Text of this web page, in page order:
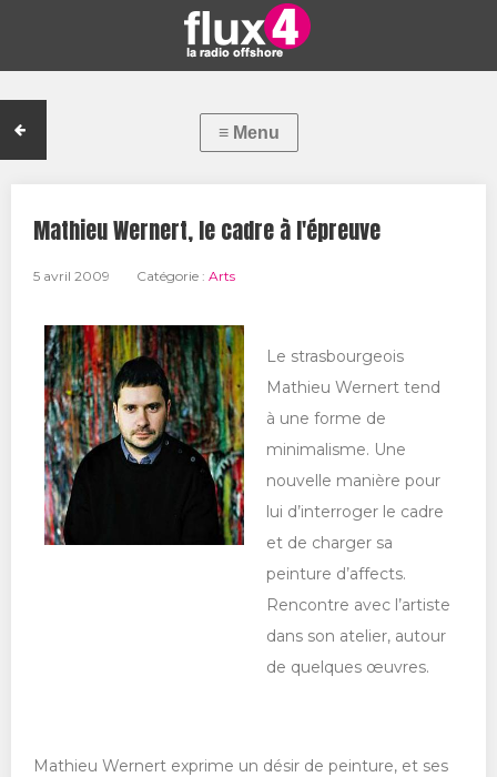
Mathieu Wernert, le cadre à l'épreuve
5 avril 2009 Catégorie : Arts
Le strasbourgeois
Mathieu Wernert tend
à une forme de
minimalisme. Une
nouvelle manière pour
lui d’interroger le cadre
et de charger sa
peinture d’affects.
Rencontre avec l’artiste
dans son atelier, autour
de quelques œuvres.
Mathieu Wernert exprime un désir de peinture, et ses